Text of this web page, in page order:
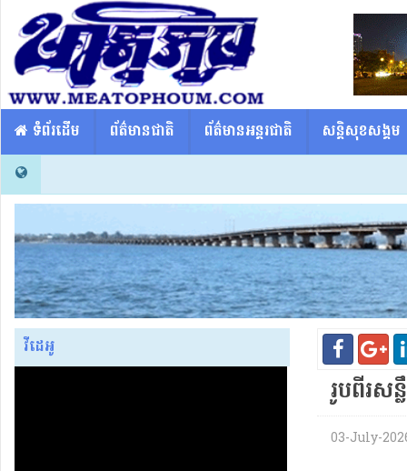
​​ ទំព័រដើម ព័ត៌មានជាតិ ព័ត៌មានអន្តរជាតិ សន្តិសុខសង្គម
វីដេអូ
រូប​ពីរ​សន្
03-July-